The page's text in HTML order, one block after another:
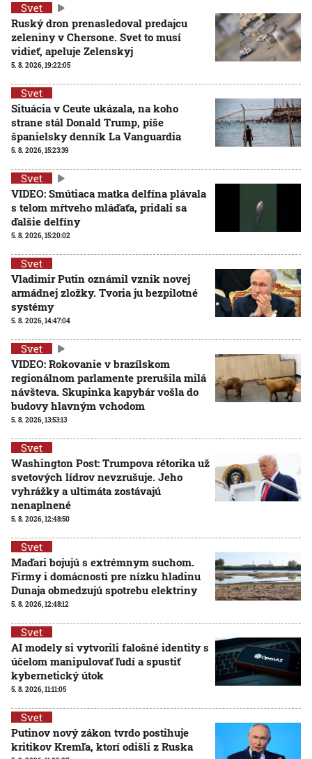
Svet
Ruský dron prenasledoval predajcu
zeleniny v Chersone. Svet to musí
vidieť, apeluje Zelenskyj
5. 8. 2026, 19:22:05
Svet
Situácia v Ceute ukázala, na koho
strane stál Donald Trump, píše
španielsky denník La Vanguardia
5. 8. 2026, 15:23:39
Svet
VIDEO: Smútiaca matka delfína plávala
s telom mŕtveho mláďaťa, pridali sa
ďalšie delfíny
5. 8. 2026, 15:20:02
Svet
Vladimir Putin oznámil vznik novej
armádnej zložky. Tvoria ju bezpilotné
systémy
5. 8. 2026, 14:47:04
Svet
VIDEO: Rokovanie v brazílskom
regionálnom parlamente prerušila milá
návšteva. Skupinka kapybár vošla do
budovy hlavným vchodom
5. 8. 2026, 13:53:13
Svet
Washington Post: Trumpova rétorika už
svetových lídrov nevzrušuje. Jeho
vyhrážky a ultimáta zostávajú
nenaplnené
5. 8. 2026, 12:48:50
Svet
Maďari bojujú s extrémnym suchom.
Firmy i domácnosti pre nízku hladinu
Dunaja obmedzujú spotrebu elektriny
5. 8. 2026, 12:48:12
Svet
AI modely si vytvorili falošné identity s
účelom manipulovať ľudí a spustiť
kybernetický útok
5. 8. 2026, 11:11:05
Svet
Putinov nový zákon tvrdo postihuje
kritikov Kremľa, ktorí odišli z Ruska